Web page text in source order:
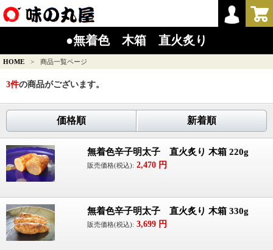
●無着色 木箱 直火炙り
HOME > 商品一覧ページ
3件の商品がございます。
価格順 新着順
無着色辛子明太子 直火炙り 木箱 220g
販売価格(税込): 2,470 円
無着色辛子明太子 直火炙り 木箱 330g
販売価格(税込): 3,699 円